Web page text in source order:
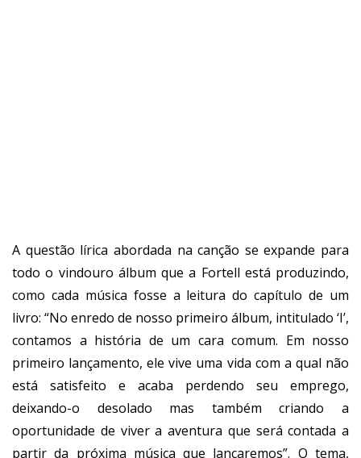
A questão lírica abordada na canção se expande para
todo o vindouro álbum que a Fortell está produzindo,
como cada música fosse a leitura do capítulo de um
livro: “No enredo de nosso primeiro álbum, intitulado ‘I’,
contamos a história de um cara comum. Em nosso
primeiro lançamento, ele vive uma vida com a qual não
está satisfeito e acaba perdendo seu emprego,
deixando-o desolado mas também criando a
oportunidade de viver a aventura que será contada a
partir da próxima música que lançaremos”. O tema,